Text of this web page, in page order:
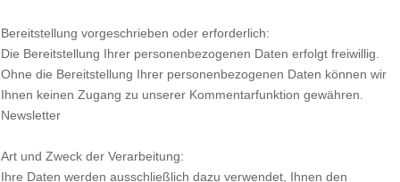
Bereitstellung vorgeschrieben oder erforderlich:
Die Bereitstellung Ihrer personenbezogenen Daten erfolgt freiwillig.
Ohne die Bereitstellung Ihrer personenbezogenen Daten können wir
Ihnen keinen Zugang zu unserer Kommentarfunktion gewähren.
Newsletter
Art und Zweck der Verarbeitung:
Ihre Daten werden ausschließlich dazu verwendet, Ihnen den